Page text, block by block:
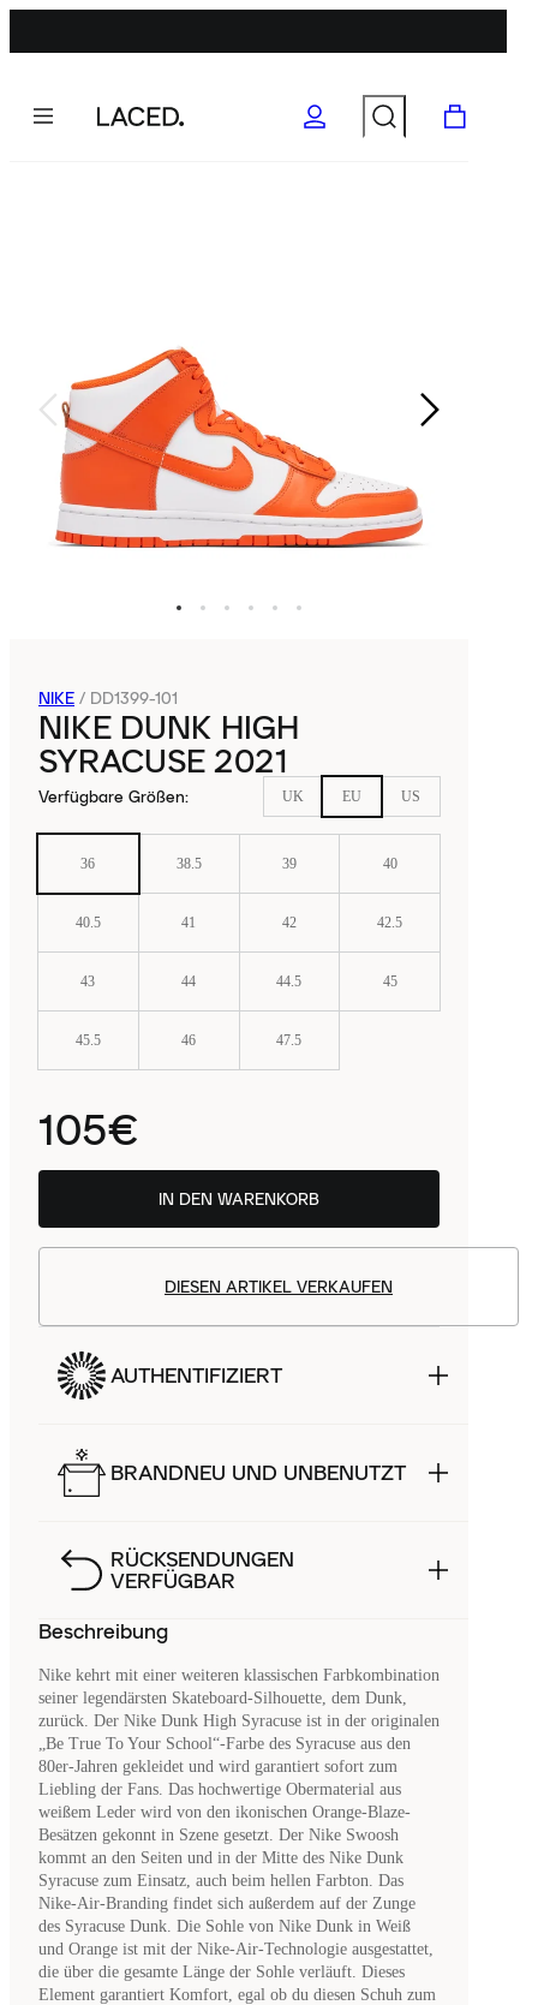
NIKE / DD1399-101
NIKE DUNK HIGH
SYRACUSE 2021
Verfügbare Größen: UK EU US
36 38.5 39 40
40.5 41 42 42.5
43 44 44.5 45
45.5 46 47.5
105€
IN DEN WARENKORB
DIESEN ARTIKEL VERKAUFEN
AUTHENTIFIZIERT
BRANDNEU UND UNBENUTZT
RÜCKSENDUNGEN
VERFÜGBAR
Beschreibung
Nike kehrt mit einer weiteren klassischen Farbkombination
seiner legendärsten Skateboard-Silhouette, dem Dunk,
zurück. Der Nike Dunk High Syracuse ist in der originalen
„Be True To Your School“-Farbe des Syracuse aus den
80er-Jahren gekleidet und wird garantiert sofort zum
Liebling der Fans. Das hochwertige Obermaterial aus
weißem Leder wird von den ikonischen Orange-Blaze-
Besätzen gekonnt in Szene gesetzt. Der Nike Swoosh
kommt an den Seiten und in der Mitte des Nike Dunk
Syracuse zum Einsatz, auch beim hellen Farbton. Das
Nike-Air-Branding findet sich außerdem auf der Zunge
des Syracuse Dunk. Die Sohle von Nike Dunk in Weiß
und Orange ist mit der Nike-Air-Technologie ausgestattet,
die über die gesamte Länge der Sohle verläuft. Dieses
Element garantiert Komfort, egal ob du diesen Schuh zum